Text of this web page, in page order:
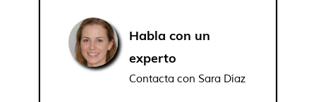
Habla con un
experto
Contacta con Sara Díaz